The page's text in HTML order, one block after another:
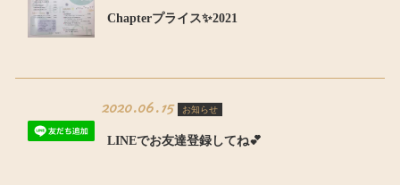
Chapterプライス✨2021
2020.06.15 お知らせ
LINEでお友達登録してね💕